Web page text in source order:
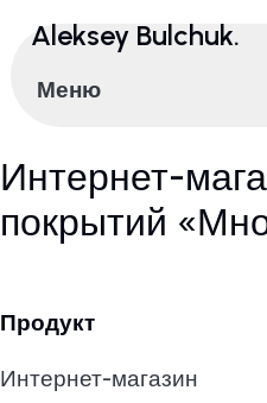
Aleksey Bulchuk.
Меню
Интернет-
покрытий
Продукт
Интернет-магазин